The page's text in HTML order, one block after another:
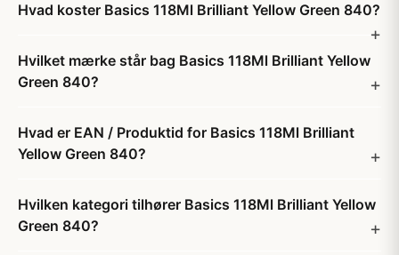
Hvad koster Basics 118Ml Brilliant Yellow Green 840?
Hvilket mærke står bag Basics 118Ml Brilliant Yellow
Green 840?
Hvad er EAN / Produktid for Basics 118Ml Brilliant
Yellow Green 840?
Hvilken kategori tilhører Basics 118Ml Brilliant Yellow
Green 840?